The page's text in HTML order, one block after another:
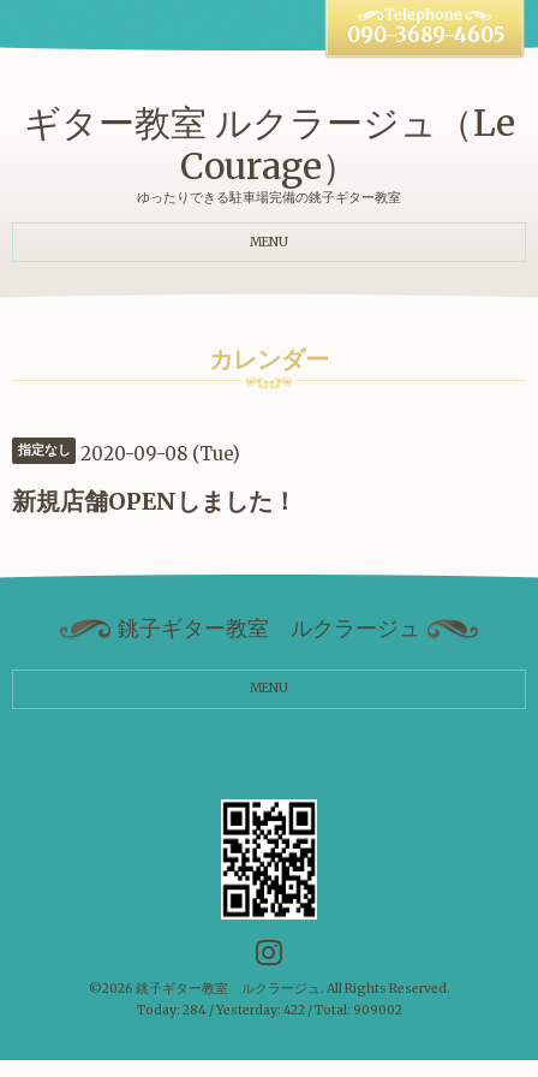
ギター教室 ルクラージュ（Le
Courage）
ゆったりできる駐車場完備の銚子ギター教室
090-3689-4605
MENU
カレンダー
指定なし 2020-09-08 (Tue)
新規店舗OPENしました！
銚子ギター教室 ルクラージュ
MENU
©2026 銚子ギター教室 ルクラージュ . All Rights Reserved.
Today: 284/ Yesterday: 422/ Total: 909002